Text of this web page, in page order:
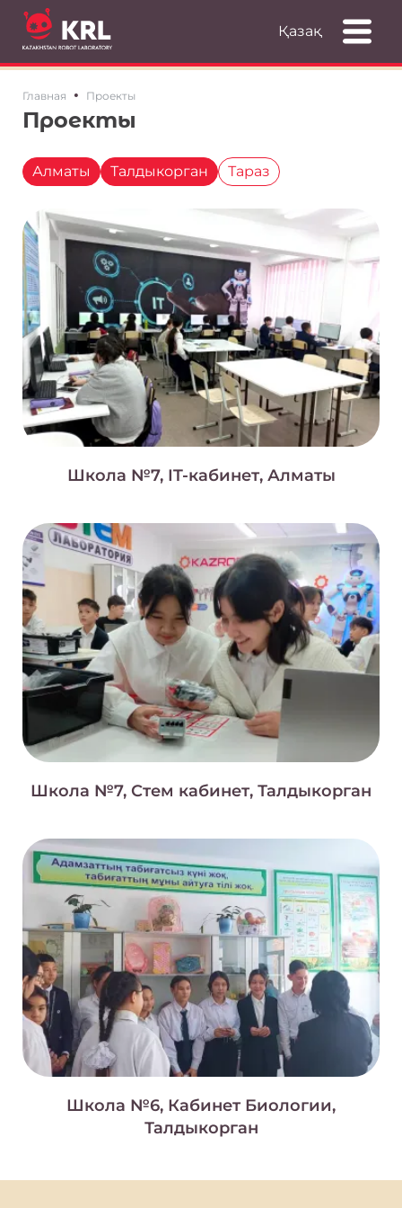
Главная • Проекты
Проекты
Алматы Талдыкорган Тараз
Школа №7, IT-кабинет, Алматы
Школа №7, Стем кабинет, Талдыкорган
Школа №6, Кабинет Биологии,
Талдыкорган
Қазақ